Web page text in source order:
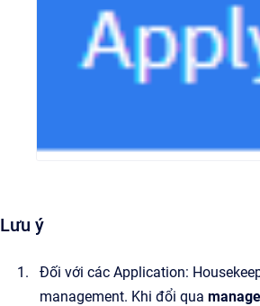
Lưu ý
Đối với các Application:
management. Khi đổi qua